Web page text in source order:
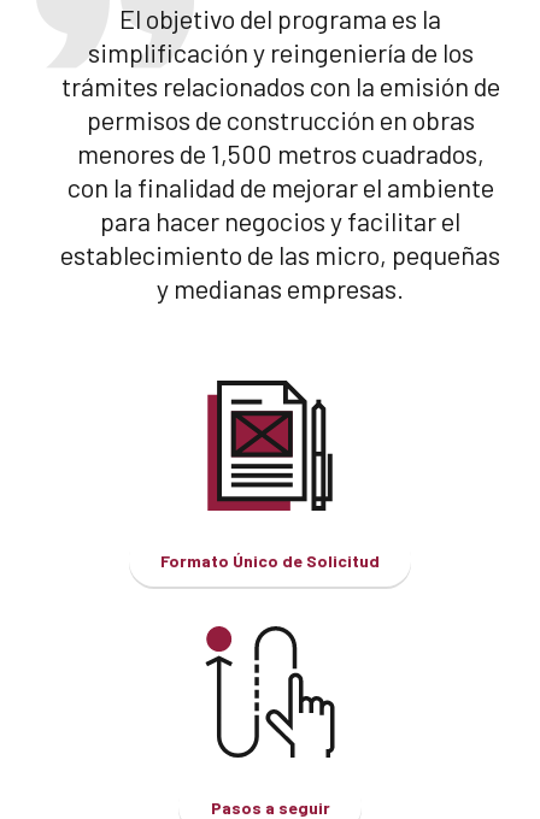
El objetivo del programa es la
simplificación y reingeniería de los
trámites relacionados con la emisión de
permisos de construcción en obras
menores de 1,500 metros cuadrados,
con la finalidad de mejorar el ambiente
para hacer negocios y facilitar el
establecimiento de las micro, pequeñas
y medianas empresas.
Formato Único de Solicitud
Pasos a seguir